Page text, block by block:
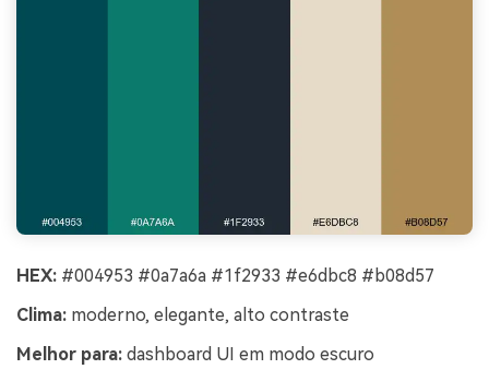
HEX: #004953 #0a7a6a #1f2933 #e6dbc8 #b08d57
Clima: moderno, elegante, alto contraste
Melhor para: dashboard UI em modo escuro